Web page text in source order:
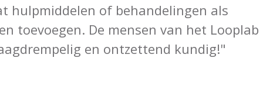
hulpmiddelen of behandelingen als
toevoegen. De mensen van het Looplab
en ontzettend kundig!"